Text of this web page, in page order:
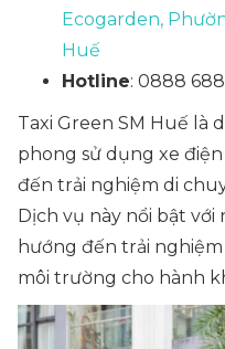
Ecogarden,
Huế
Hotline: 0888
Taxi Green SM Huế là
phong sử dụng xe điện
đến trải nghiệm di
Dịch vụ này nổi bật với
hướng đến trải
môi trường cho hành